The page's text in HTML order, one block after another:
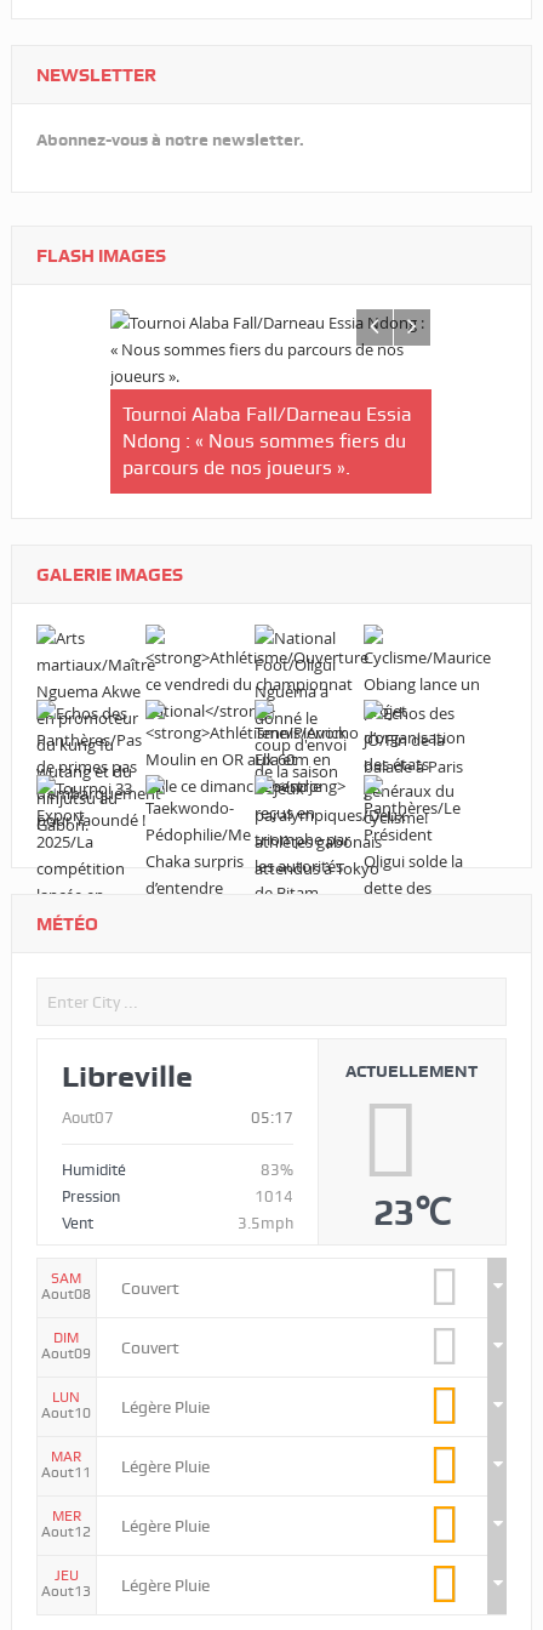
NEWSLETTER
Abonnez-vous à notre newsletter.
FLASH IMAGES
Tournoi Alaba Fall/Darneau Essia
Ndong : « Nous sommes fiers du
parcours de nos joueurs ».
GALERIE IMAGES
MÉTÉO
Libreville
Aout07 05:17
Humidité
83%
Pression
1014
Vent
3.5mph
ACTUELLEMENT
23℃
SAM
Aout08
Couvert
DIM
Aout09
Couvert
LUN
Aout10
Légère Pluie
MAR
Aout11
Légère Pluie
MER
Aout12
Légère Pluie
JEU
Aout13
Légère Pluie